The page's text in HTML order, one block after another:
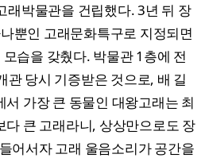
래박물관을 건립했다. 3년 뒤 장
뿐인 고래문화특구로 지정되면
습을 갖췄다. 박물관 1층에 전
관 당시 기증받은 것으로, 배 길
가장 큰 동물인 대왕고래는 최
큰 고래라니, 상상만으로도 장
어서자 고래 울음소리가 공간을